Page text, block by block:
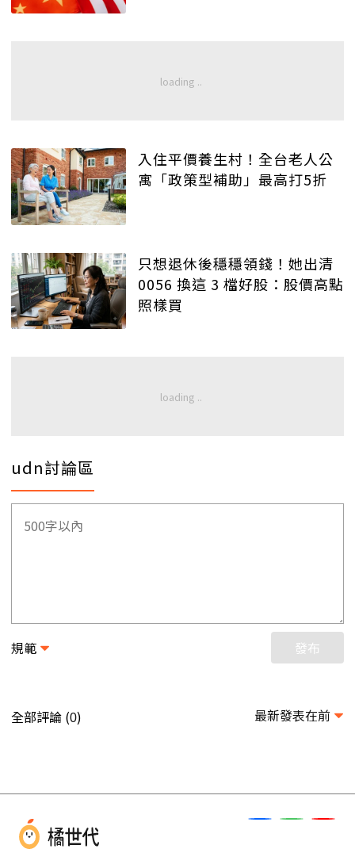
入住平價養生村！全台老人公
寓「政策型補助」最高打5折
只想退休後穩穩領錢！她出清
0056 換這 3 檔好股：股價高點
照樣買
udn討論區
規範 發布
全部評論 (0) 最新發表在前